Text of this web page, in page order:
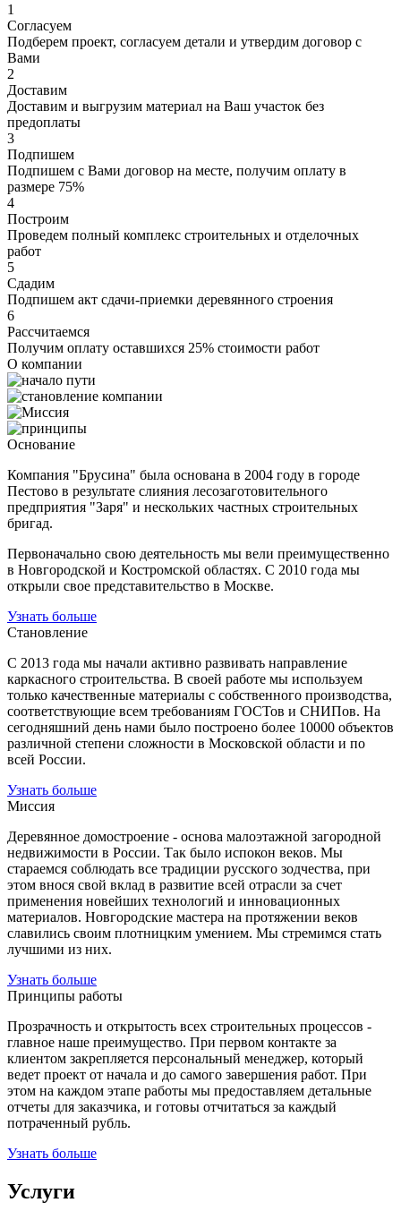
1
Согласуем
Подберем проект, согласуем детали и утвердим договор с
Вами
2
Доставим
Доставим и выгрузим материал на Ваш участок без
предоплаты
3
Подпишем
Подпишем с Вами договор на месте, получим оплату в
размере 75%
4
Построим
Проведем полный комплекс строительных и отделочных
работ
5
Сдадим
Подпишем акт сдачи-приемки деревянного строения
6
Рассчитаемся
Получим оплату оставшихся 25% стоимости работ
О компании
Основание
Компания "Брусина" была основана в 2004 году в городе
Пестово в результате слияния лесозаготовительного
предприятия "Заря" и нескольких частных строительных
бригад.
Первоначально свою деятельность мы вели преимущественно
в Новгородской и Костромской областях. С 2010 года мы
открыли свое представительство в Москве.
Узнать больше
Становление
С 2013 года мы начали активно развивать направление
каркасного строительства. В своей работе мы используем
только качественные материалы с собственного производства,
соответствующие всем требованиям ГОСТов и СНИПов. На
сегодняшний день нами было построено более 10000 объектов
различной степени сложности в Московской области и по
всей России.
Узнать больше
Миссия
Деревянное домостроение - основа малоэтажной загородной
недвижимости в России. Так было испокон веков. Мы
стараемся соблюдать все традиции русского зодчества, при
этом внося свой вклад в развитие всей отрасли за счет
применения новейших технологий и инновационных
материалов. Новгородские мастера на протяжении веков
славились своим плотницким умением. Мы стремимся стать
лучшими из них.
Узнать больше
Принципы работы
Прозрачность и открытость всех строительных процессов -
главное наше преимущество. При первом контакте за
клиентом закрепляется персональный менеджер, который
ведет проект от начала и до самого завершения работ. При
этом на каждом этапе работы мы предоставляем детальные
отчеты для заказчика, и готовы отчитаться за каждый
потраченный рубль.
Узнать больше
Услуги